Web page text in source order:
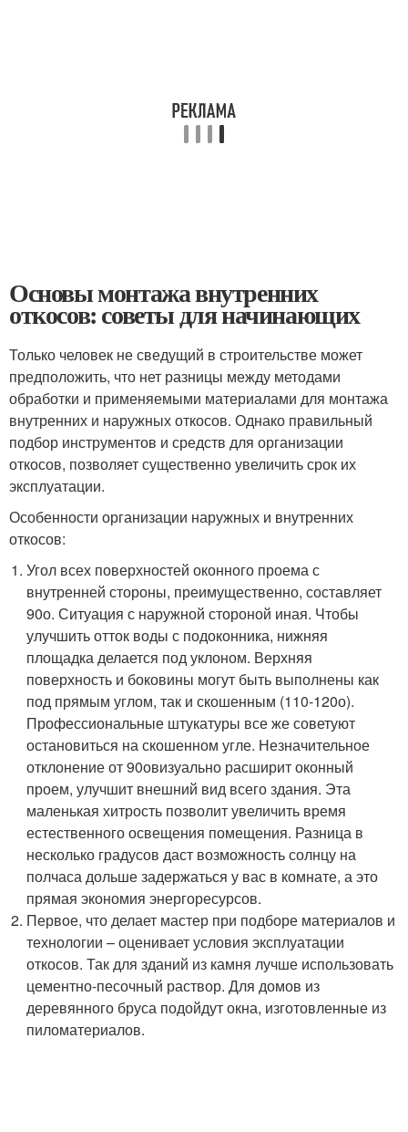
Основы монтажа внутренних
откосов: советы для начинающих
Только человек не сведущий в строительстве может
предположить, что нет разницы между методами
обработки и применяемыми материалами для монтажа
внутренних и наружных откосов. Однако правильный
подбор инструментов и средств для организации
откосов, позволяет существенно увеличить срок их
эксплуатации.
Особенности организации наружных и внутренних
откосов:
Угол всех поверхностей оконного проема с
внутренней стороны, преимущественно, составляет
90о. Ситуация с наружной стороной иная. Чтобы
улучшить отток воды с подоконника, нижняя
площадка делается под уклоном. Верхняя
поверхность и боковины могут быть выполнены как
под прямым углом, так и скошенным (110-120о).
Профессиональные штукатуры все же советуют
остановиться на скошенном угле. Незначительное
отклонение от 90овизуально расширит оконный
проем, улучшит внешний вид всего здания. Эта
маленькая хитрость позволит увеличить время
естественного освещения помещения. Разница в
несколько градусов даст возможность солнцу на
полчаса дольше задержаться у вас в комнате, а это
прямая экономия энергоресурсов.
Первое, что делает мастер при подборе материалов и
технологии – оценивает условия эксплуатации
откосов. Так для зданий из камня лучше использовать
цементно-песочный раствор. Для домов из
деревянного бруса подойдут окна, изготовленные из
пиломатериалов.